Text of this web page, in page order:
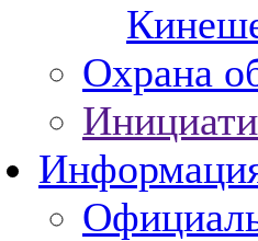
Охрана